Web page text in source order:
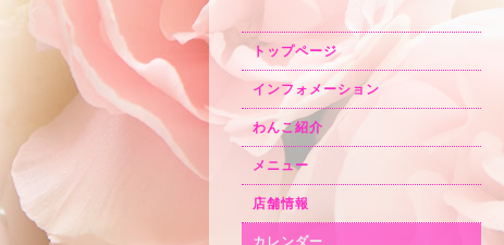
トップページ
インフォメーション
わんこ紹介
メニュー
店舗情報
カレンダー